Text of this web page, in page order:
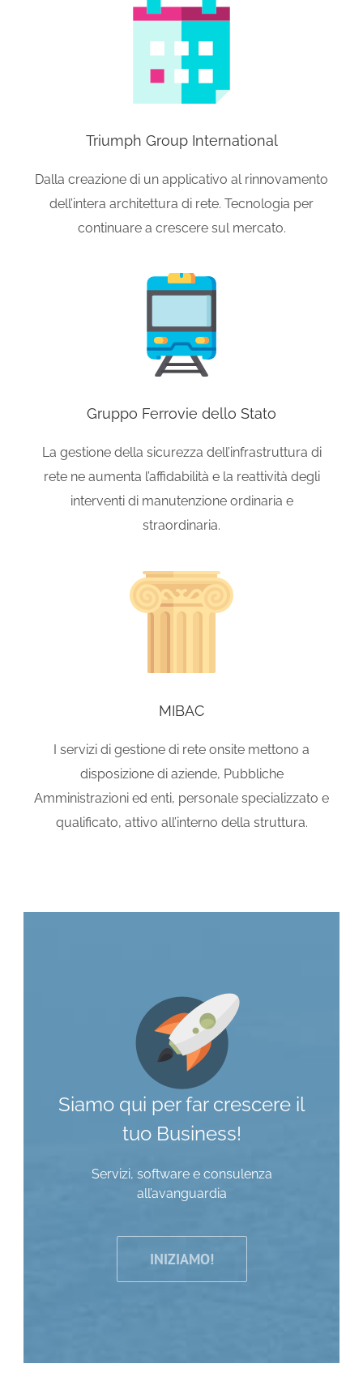
Triumph Group International
Dalla creazione di un applicativo al rinnovamento
dell’intera architettura di rete. Tecnologia per
continuare a crescere sul mercato.
Gruppo Ferrovie dello Stato
La gestione della sicurezza dell’infrastruttura di
rete ne aumenta l’affidabilità e la reattività degli
interventi di manutenzione ordinaria e
straordinaria.
MIBAC
I servizi di gestione di rete onsite mettono a
disposizione di aziende, Pubbliche
Amministrazioni ed enti, personale specializzato e
qualificato, attivo all’interno della struttura.
Siamo qui per far crescere il
tuo Business!
Servizi, software e consulenza
all’avanguardia
INIZIAMO!